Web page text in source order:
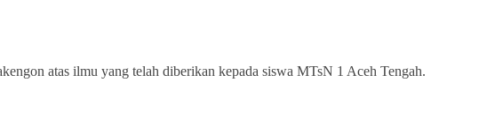
atas ilmu yang telah diberikan kepada siswa MTsN 1 Aceh Tengah.